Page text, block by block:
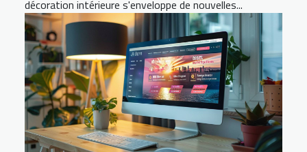
décoration intérieure s'enveloppe de nouvelles...